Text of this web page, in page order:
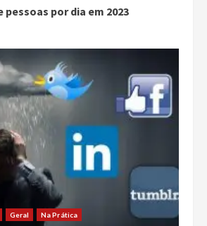
pessoas por dia em 2023
Geral Na Prática